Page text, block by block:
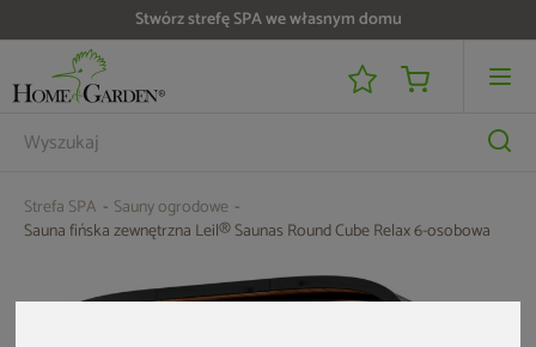
Stwórz strefę SPA we własnym domu
Strefa SPA
Sauny ogrodowe
Sauna fińska zewnętrzna Leil® Saunas Round Cube Relax 6-osobowa